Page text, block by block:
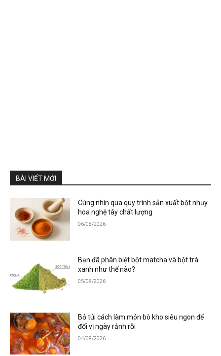
BÀI VIẾT MỚI
Cùng nhìn qua quy trình sản xuất bột nhụy
hoa nghệ tây chất lượng
06/08/2026
Bạn đã phân biệt bột matcha và bột trà
xanh như thế nào?
05/08/2026
Bỏ túi cách làm món bò kho siêu ngon để
đổi vị ngày rảnh rỗi
04/08/2026